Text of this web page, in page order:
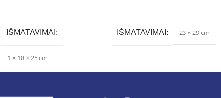
IŠMATAVIMAI
1 × 18 × 25 cm
IŠMATAVIMAI 23 × 29 cm